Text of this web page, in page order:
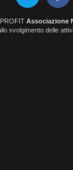
Associazione
svolgimento delle